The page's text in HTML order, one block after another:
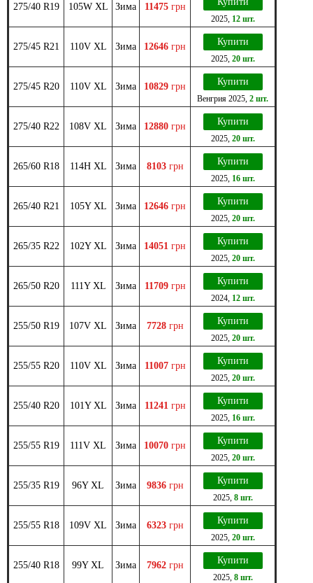
275/40 R19 105W XL Зима 11475 грн
2025, 12 шт.
275/45 R21 110V XL Зима 12646 грн Купити
2025, 20 шт.
275/45 R20 110V XL Зима 10829 грн Купити
Венгрия 2025 2 шт.
275/40 R22 108V XL Зима 12880 грн Купити
2025, 20 шт.
265/60 R18 114H XL Зима 8103 грн Купити
2025, 16 шт.
265/40 R21 105Y XL Зима 12646 грн Купити
2025, 20 шт.
265/35 R22 102Y XL Зима 14051 грн Купити
2025, 20 шт.
265/50 R20 111Y XL Зима 11709 грн Купити
2024, 12 шт.
255/50 R19 107V XL Зима 7728 грн Купити
2025, 20 шт.
255/55 R20 110V XL Зима 11007 грн Купити
2025, 20 шт.
255/40 R20 101Y XL Зима 11241 грн Купити
2025, 16 шт.
255/55 R19 111V XL Зима 10070 грн Купити
2025, 20 шт.
255/35 R19 96Y XL Зима 9836 грн Купити
2025, 8 шт.
255/55 R18 109V XL Зима 6323 грн Купити
2025, 20 шт.
255/40 R18 99Y XL Зима 7962 грн Купити
2025, 8 шт.